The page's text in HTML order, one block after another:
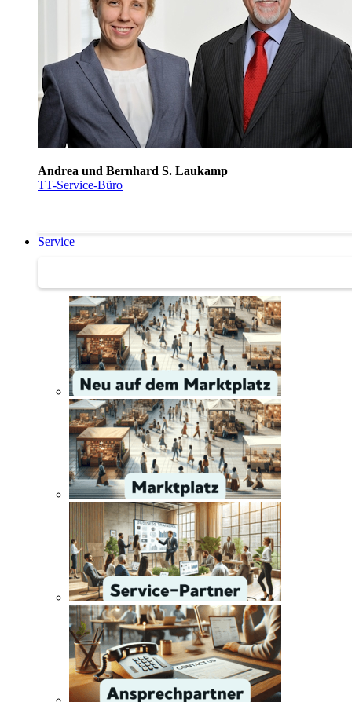
Andrea und Bernhard S. Laukamp
TT-Service-Büro
Service